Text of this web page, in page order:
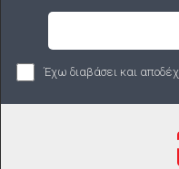
Έχω διαβάσει και